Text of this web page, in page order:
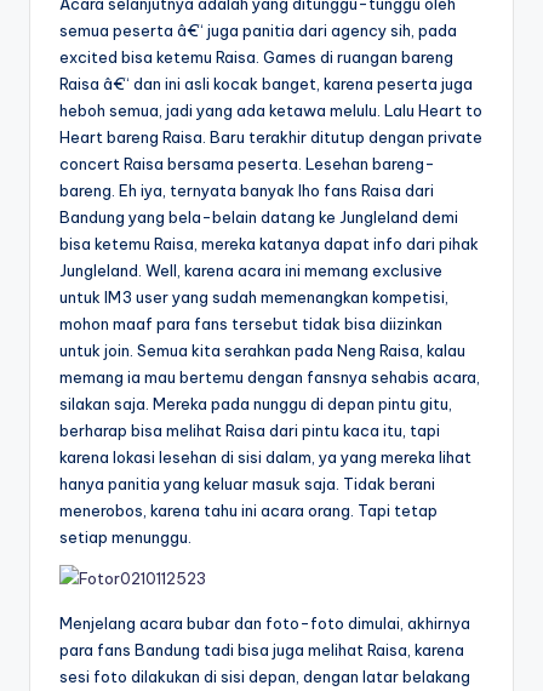
semua peserta â€“ juga panitia dari agency sih, pada
excited bisa ketemu Raisa. Games di ruangan bareng
Raisa â€“ dan ini asli kocak banget, karena peserta juga
heboh semua, jadi yang ada ketawa melulu. Lalu Heart to
Heart bareng Raisa. Baru terakhir ditutup dengan private
concert Raisa bersama peserta. Lesehan bareng-
bareng. Eh iya, ternyata banyak lho fans Raisa dari
Bandung yang bela-belain datang ke Jungleland demi
bisa ketemu Raisa, mereka katanya dapat info dari pihak
Jungleland. Well, karena acara ini memang exclusive
untuk IM3 user yang sudah memenangkan kompetisi,
mohon maaf para fans tersebut tidak bisa diizinkan
untuk join. Semua kita serahkan pada Neng Raisa, kalau
memang ia mau bertemu dengan fansnya sehabis acara,
silakan saja. Mereka pada nunggu di depan pintu gitu,
berharap bisa melihat Raisa dari pintu kaca itu, tapi
karena lokasi lesehan di sisi dalam, ya yang mereka lihat
hanya panitia yang keluar masuk saja. Tidak berani
menerobos, karena tahu ini acara orang. Tapi tetap
setiap menunggu.
Menjelang acara bubar dan foto-foto dimulai, akhirnya
para fans Bandung tadi bisa juga melihat Raisa, karena
sesi foto dilakukan di sisi depan, dengan latar belakang